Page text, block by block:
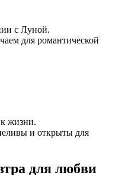
с Луной.
для романтической
жизни.
и открыты для
для любви